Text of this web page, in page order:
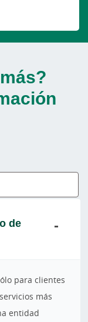
de
para clientes
más
entidad